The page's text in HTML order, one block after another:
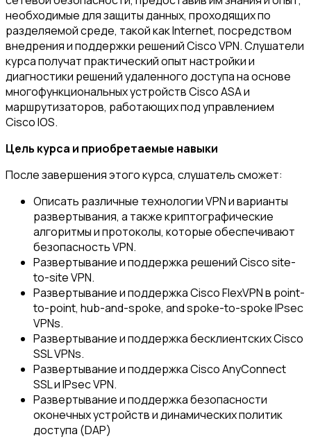
необходимые для защиты данных, проходящих по
разделяемой среде, такой как Internet, посредством
внедрения и поддержки решений Cisco VPN. Слушатели
курса получат практический опыт настройки и
диагностики решений удаленного доступа на основе
многофункциональных устройств Cisco ASA и
маршрутизаторов, работающих под управлением
Cisco IOS.
Цель курса и приобретаемые навыки
После завершения этого курса, слушатель сможет:
Описать различные технологии VPN и варианты
развертывания, а также криптографические
алгоритмы и протоколы, которые обеспечивают
безопасность VPN.
Развертывание и поддержка решений Cisco site-
to-site VPN.
Развертывание и поддержка Cisco FlexVPN в point-
to-point, hub-and-spoke, and spoke-to-spoke IPsec
VPNs.
Развертывание и поддержка бесклиентских Cisco
SSL VPNs.
Развертывание и поддержка Cisco AnyConnect
SSL и IPsec VPN.
Развертывание и поддержка безопасности
оконечных устройств и динамических политик
доступа (DAP)